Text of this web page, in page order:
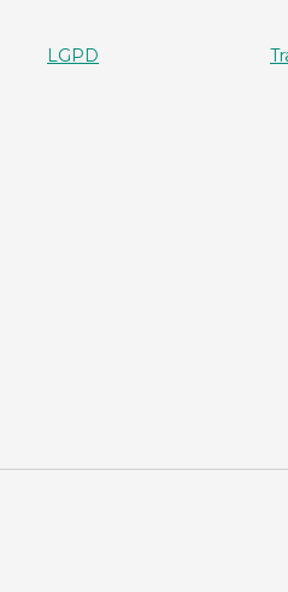
LGPD